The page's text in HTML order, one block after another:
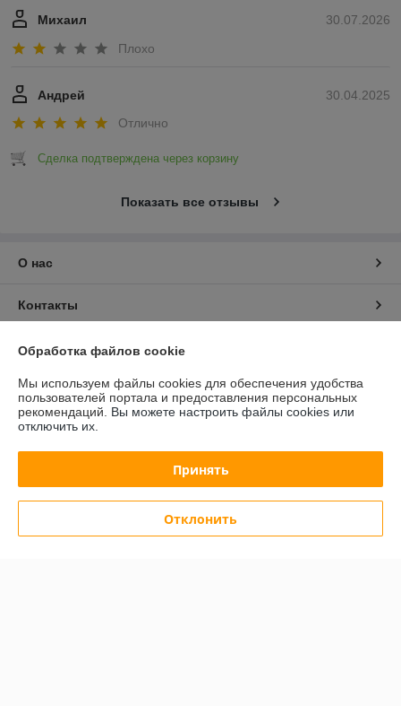
30.07.2026
Михаил
Плохо
30.04.2025
Андрей
Отлично
Сделка подтверждена через корзину
Показать все отзывы
О нас
Контакты
Доставка и оплата
График работы
Полная версия сайта
Политика обработки cookies
Сайт создан на платформе Deal.by
Обработка файлов cookie
Мы используем файлы cookies для обеспечения удобства
пользователей портала и предоставления персональных
рекомендаций. Вы можете настроить файлы cookies или
отключить их.
Принять
Отклонить